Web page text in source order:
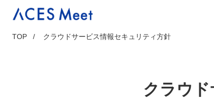
TOP クラウドサービス情報セキュリティ方針
クラウ